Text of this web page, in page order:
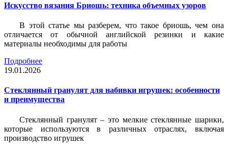
Искусство вязания Бриошь: техника объемных узоров
В этой статье мы разберем, что такое бриошь, чем она
отличается от обычной английской резинки и какие
материалы необходимы для работы
Подробнее
19.01.2026
Стеклянный гранулят для набивки игрушек: особенности
и преимущества
Стеклянный гранулят – это мелкие стеклянные шарики,
которые используются в различных отраслях, включая
производство игрушек